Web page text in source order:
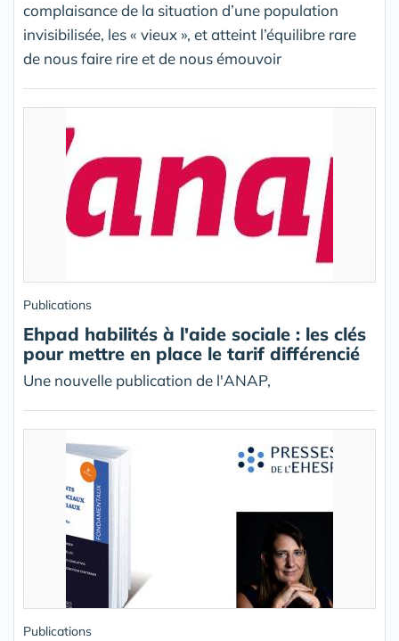
complaisance de la situation d’une population
invisibilisée, les « vieux », et atteint l’équilibre rare
de nous faire rire et de nous émouvoir
Publications
Ehpad habilités à l'aide sociale : les clés
pour mettre en place le tarif différencié
Une nouvelle publication de l'ANAP,
Publications